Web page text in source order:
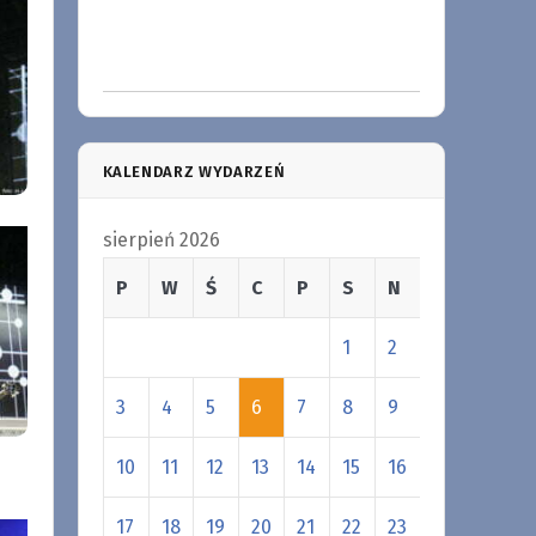
KALENDARZ WYDARZEŃ
sierpień 2026
P W Ś C P S N
1 2
3 4 5 6 7 8 9
10 11 12 13 14 15 16
17 18 19 20 21 22 23